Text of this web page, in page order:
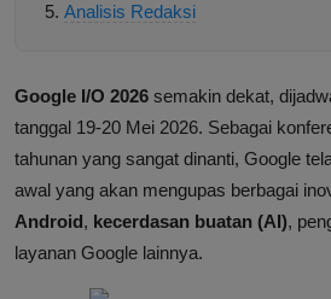
Analisis Redaksi
Google I/O 2026 semakin dekat,
tanggal 19-20 Mei 2026. Sebagai
tahunan yang sangat dinanti, Google
awal yang akan mengupas berbagai
Android, kecerdasan buatan (AI),
layanan Google lainnya.